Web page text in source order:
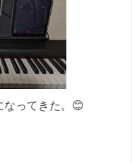
なってきた。😊